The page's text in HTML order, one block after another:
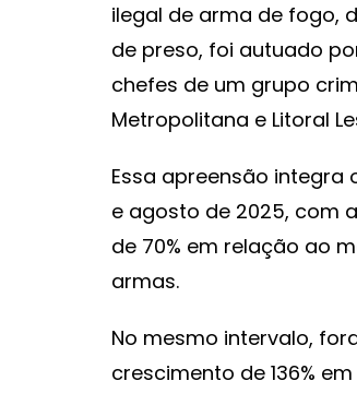
ilegal de arma de fogo,
de preso, foi autuado
chefes de um grupo
Metropolitana e Litoral
Essa apreensão
e agosto de 2025, com
de 70% em relação ao
armas.
No mesmo intervalo,
crescimento de 136%